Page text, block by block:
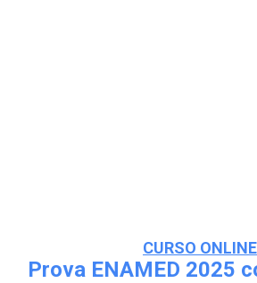
CURSO ONLINE
Prova ENAMED 2025